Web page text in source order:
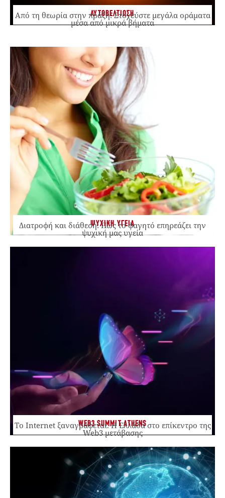
ΑΥΤΟΒΕΛΤΙΩΣΗ
Από τη θεωρία στην πράξη: Στοχεύστε μεγάλα οράματα
μέσα από μικρά βήματα
ΨΥΧΙΚΗ ΥΓΕΙΑ
Διατροφή και διάθεση: Πώς το φαγητό επηρεάζει την
ψυχική μας υγεία
WEB3 SUMMIT ATHENS
Το Internet ξαναγράφεται. Η Ελλάδα στο επίκεντρο της
Web3 μετάβασης